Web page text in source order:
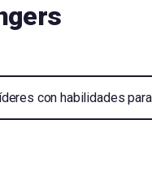
con habilidades